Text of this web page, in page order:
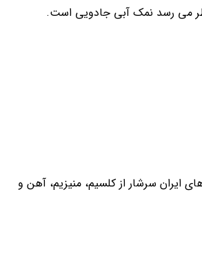
می رسد نمک آبی جادویی است.
ایران سرشار از کلسیم، منیزیم، آهن و